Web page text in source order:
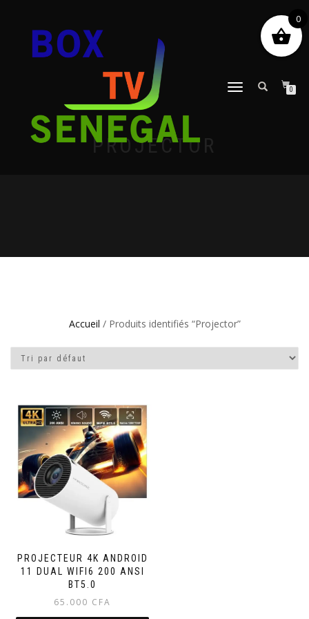
DÉPLIER
0
PROJECTOR
Accueil / Produits identifiés “Projector”
PROJECTEUR 4K ANDROID
11 DUAL WIFI6 200 ANSI
BT5.0
65.000 CFA
0